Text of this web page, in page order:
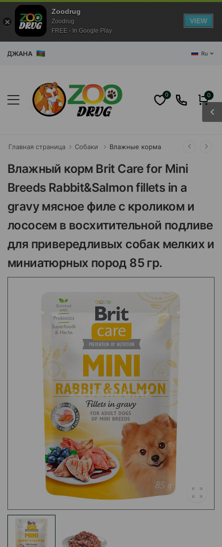
Ru
0 0
Главная страница Собаки Влажные корма
Влажный корм Brit Care for Mini
Breeds Rabbit&Salmon fillets in a
gravy мясное филе с кроликом и
лососем в восхитительной подливе
для привередливых собак мелких и
миниатюрных пород 85 гр.
Zoodrug
Zoodrug
FREE - In Google Play
VIEW